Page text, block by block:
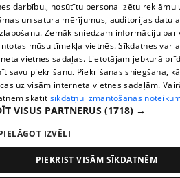
darbību., nosūtītu personalizētu reklāmu
un satura mērījumus, auditorijas datu
Zemāk sniedzam informāciju
mūsu tīmekļa vietnēs. Sīkdatnes var
vietnes sadaļas. Lietotājam jebkurā
savu piekrišanu. Piekrišanas sniegšana,
uz visām interneta vietnes sadaļām.
skatīt sīkdatņu izmantošanas
VISUS PARTNERUS (1718) →
IZVĒLI
PIEKRIST VISĀM SĪKDATNĒM